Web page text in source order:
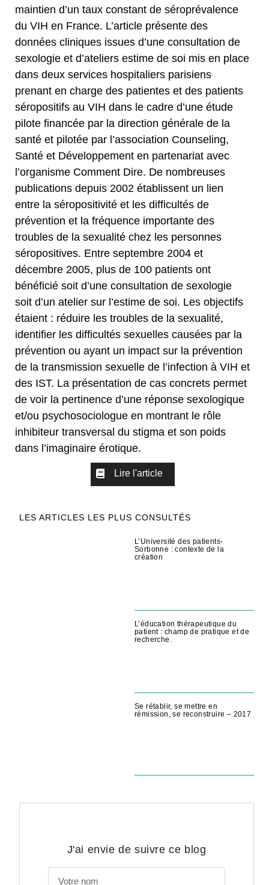
maintien d’un taux constant de séroprévalence
du VIH en France. L’article présente des
données cliniques issues d’une consultation de
sexologie et d’ateliers estime de soi mis en place
dans deux services hospitaliers parisiens
prenant en charge des patientes et des patients
séropositifs au VIH dans le cadre d’une étude
pilote financée par la direction générale de la
santé et pilotée par l’association Counseling,
Santé et Développement en partenariat avec
l’organisme Comment Dire. De nombreuses
publications depuis 2002 établissent un lien
entre la séropositivité et les difficultés de
prévention et la fréquence importante des
troubles de la sexualité chez les personnes
séropositives. Entre septembre 2004 et
décembre 2005, plus de 100 patients ont
bénéficié soit d’une consultation de sexologie
soit d’un atelier sur l’estime de soi. Les objectifs
étaient : réduire les troubles de la sexualité,
identifier les difficultés sexuelles causées par la
prévention ou ayant un impact sur la prévention
de la transmission sexuelle de l’infection à VIH et
des IST. La présentation de cas concrets permet
de voir la pertinence d’une réponse sexologique
et/ou psychosociologue en montrant le rôle
inhibiteur transversal du stigma et son poids
dans l’imaginaire érotique.
Lire l'article
J'ai envie de suivre ce blog
LES ARTICLES LES PLUS CONSULTÉS
L’Université des patients-
Sorbonne : contexte de la
création
L’éducation thérapeutique du
patient : champ de pratique et de
recherche.
Se rétablir, se mettre en
rémission, se reconstruire – 2017